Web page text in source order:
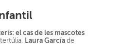
el cas de les mascotes
Laura Garcíade